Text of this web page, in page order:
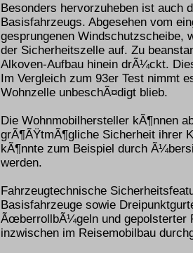
Besonders hervorzuheben ist auch
Basisfahrzeugs. Abgesehen vom
gesprungenen Windschutzscheibe,
der Sicherheitszelle auf. Zu
Alkoven-Aufbau hinein drÃ¼ckt.
Im Vergleich zum 93er Test nimmt
Wohnzelle unbeschÃ¤digt blieb.
Die Wohnmobilhersteller kÃ¶nnen
grÃ¶ÃŸtmÃ¶gliche Sicherheit ihrer
kÃ¶nnte zum Beispiel durch
werden.
Fahrzeugtechnische
Basisfahrzeuge sowie
ÃœberrollbÃ¼geln und gepolsterter
inzwischen im Reisemobilbau